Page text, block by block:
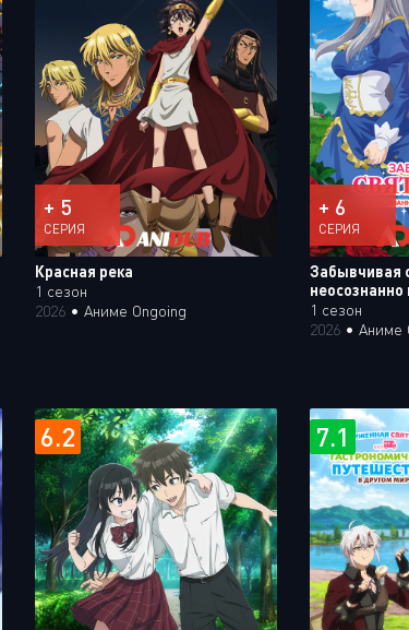
+ 5
СЕРИЯ
Красная река
1 сезон
2026• Аниме Ongoing
+ 6
СЕРИЯ
Забывчивая
неосознанно
1 сезон
2026 •Аниме
6.2 7.1